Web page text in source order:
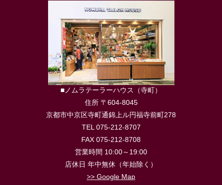
■ノムラテーラーハウス（寺町）
住所 〒604-8045
京都市中京区寺町通錦上ル円福寺前町278
TEL 075-212-8707
FAX 075-212-8708
営業時間 10:00～19:00
店休日 年中無休（年始除く）
>> Google Map